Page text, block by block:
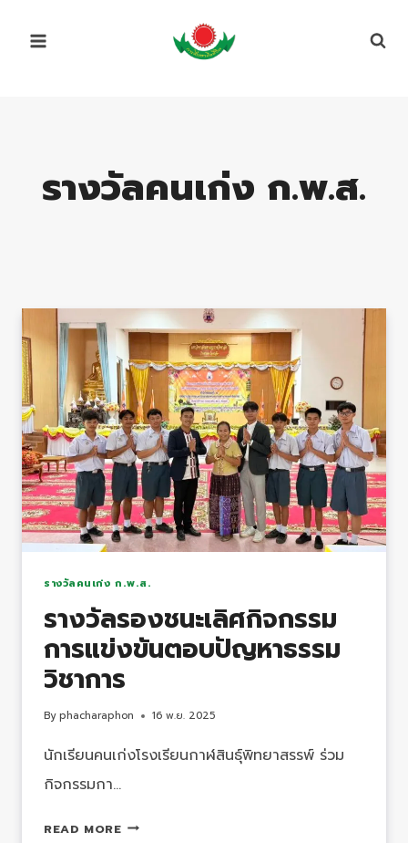
รางวัลคนเก่ง ก.พ.ส.
รางวัลคนเก่ง ก.พ.ส.
รางวัลรองชนะเลิศกิจกรรม
การแข่งขันตอบปัญหาธรรม
วิชาการ
Byphacharaphon 16 พ.ย. 2025
นักเรียนคนเก่งโรงเรียนกาฬสินธุ์พิทยาสรรพ์ ร่วม
กิจกรรมกา…
READ MOREรางวัล